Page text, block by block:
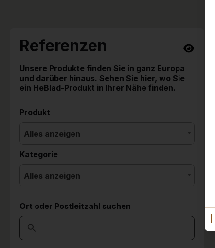
Referenzen
Unsere Produkte finden Sie in ganz Europa
und darüber hinaus. Sehen Sie hier, wo Sie
ein HeBlad-Produkt in Ihrer Nähe finden.
Produkt
Alles anzeigen
Kategorie
Alles anzeigen
Ort oder Postleitzahl suchen